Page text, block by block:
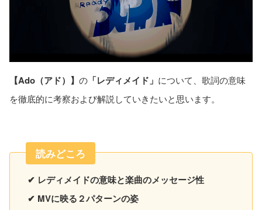
【Ado（アド）】 の 「レディメイド」 について、歌詞の意味
を徹底的に考察および解説していきたいと思います。
読みどころ
✔ レディメイドの意味と楽曲のメッセージ性
✔ MVに映る２パターンの姿